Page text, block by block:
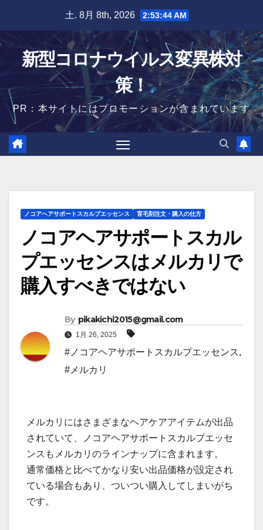
content
土. 8月 8th, 2026 2:53:45 AM
新型コロナウイルス変異株対
策！
PR：本サイトにはプロモーションが含まれています
ノコアヘアサポートスカルプエッセンス 育毛剤注文・購入の仕方
ノコアヘアサポートスカル
プエッセンスはメルカリで
購入すべきではない
By pikakichi2015@gmail.com
1月 26, 2025
#ノコアヘアサポートスカルプエッセンス,
#メルカリ
メルカリにはさまざまなヘアケアアイテムが出品
されていて、ノコアヘアサポートスカルプエッセ
ンスもメルカリのラインナップに含まれます。
通常価格と比べてかなり安い出品価格が設定され
ている場合もあり、ついつい購入してしまいがち
です。